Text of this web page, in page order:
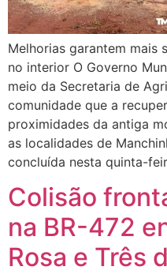
Melhorias garantem mais
no interior O Governo
meio da Secretaria de
comunidade que a
proximidades da antiga
as localidades de
concluída nesta quinta-
Colisão
na BR-472
Rosa e Três